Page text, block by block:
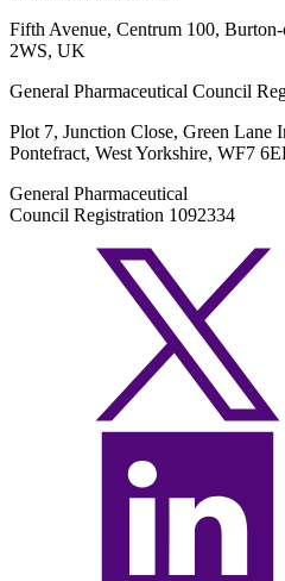
Fifth Avenue, Centrum 100,
2WS, UK
General Pharmaceutical Council
Plot 7, Junction Close, Green Lane
Pontefract, West Yorkshire, WF7
General Pharmaceutical
Council Registration 1092334